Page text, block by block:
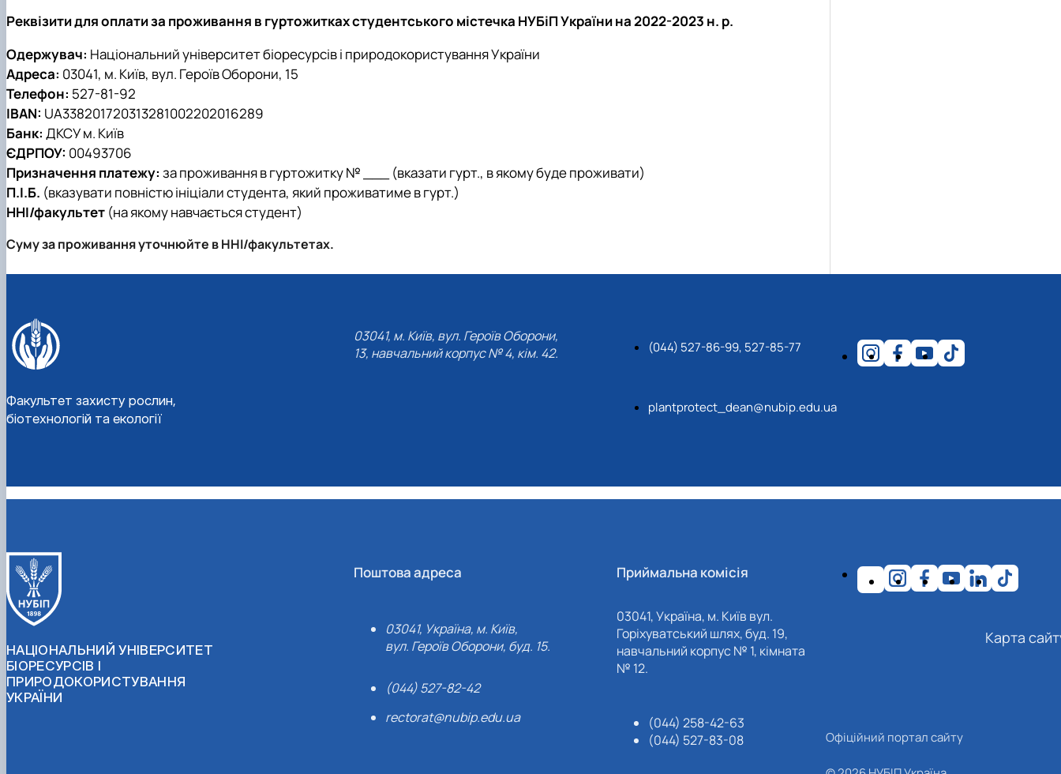
Реквізити для оплати за проживання в гуртожитках студентського містечка НУБіП України на 2022-2023 н. р.
Одержувач: Національний університет біоресурсів і природокористування України
Адреса: 03041, м. Київ, вул. Героїв Оборони, 15
Телефон: 527-81-92
IBAN: UA338201720313281002202016289
Банк: ДКСУ м. Київ
ЄДРПОУ: 00493706
Призначення платежу: за проживання в гуртожитку № ___ (вказати гурт., в якому буде проживати)
П.І.Б. (вказувати повністю ініціали студента, який проживатиме в гурт.)
ННІ/факультет (на якому навчається студент)
Суму за проживання уточнюйте в ННІ/факультетах.
Факультет захисту рослин,
біотехнологій та екології
03041, м. Київ, вул. Героїв Оборони,
13, навчальний корпус № 4, кім. 42.
(044) 527-86-99, 527-85-77
plantprotect_dean@nubip.edu.ua
НАЦІОНАЛЬНИЙ УНІВЕРСИТЕТ
БІОРЕСУРСІВ І
ПРИРОДОКОРИСТУВАННЯ
УКРАЇНИ
Поштова адреса
03041, Україна, м. Київ,
вул. Героїв Оборони, буд. 15.
(044) 527-82-42
rectorat@nubip.edu.ua
Приймальна комісія
03041, Україна, м. Київ вул.
Горіхуватський шлях, буд. 19,
навчальний корпус № 1, кімната
№ 12.
(044) 258-42-63
(044) 527-83-08
Карта
Офіційний портал сайту